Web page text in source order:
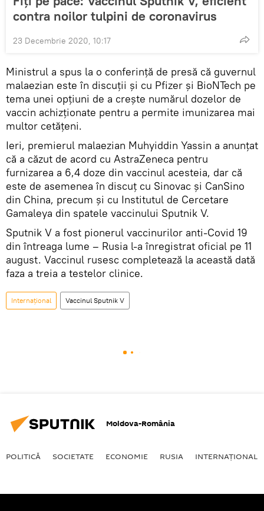
contra noilor tulpini de coronavirus
23 Decembrie 2020, 10:17
Ministrul a spus la o conferință de presă că guvernul
malaezian este în discuții și cu Pfizer și BioNTech pe
tema unei opțiuni de a crește numărul dozelor de
vaccin achizționate pentru a permite imunizarea mai
multor cetățeni.
Ieri, premierul malaezian Muhyiddin Yassin a anunțat
că a căzut de acord cu AstraZeneca pentru
furnizarea a 6,4 doze din vaccinul acesteia, dar că
este de asemenea în discuț cu Sinovac și CanSino
din China, precum și cu Institutul de Cercetare
Gamaleya din spatele vaccinului Sputnik V.
Sputnik V a fost pionerul vaccinurilor anti-Covid 19
din întreaga lume – Rusia l-a înregistrat oficial pe 11
august. Vaccinul rusesc completează la această dată
faza a treia a testelor clinice.
Internaţional Vaccinul Sputnik V
Moldova-România
POLITICĂ SOCIETATE ECONOMIE RUSIA INTERNAŢIONAL